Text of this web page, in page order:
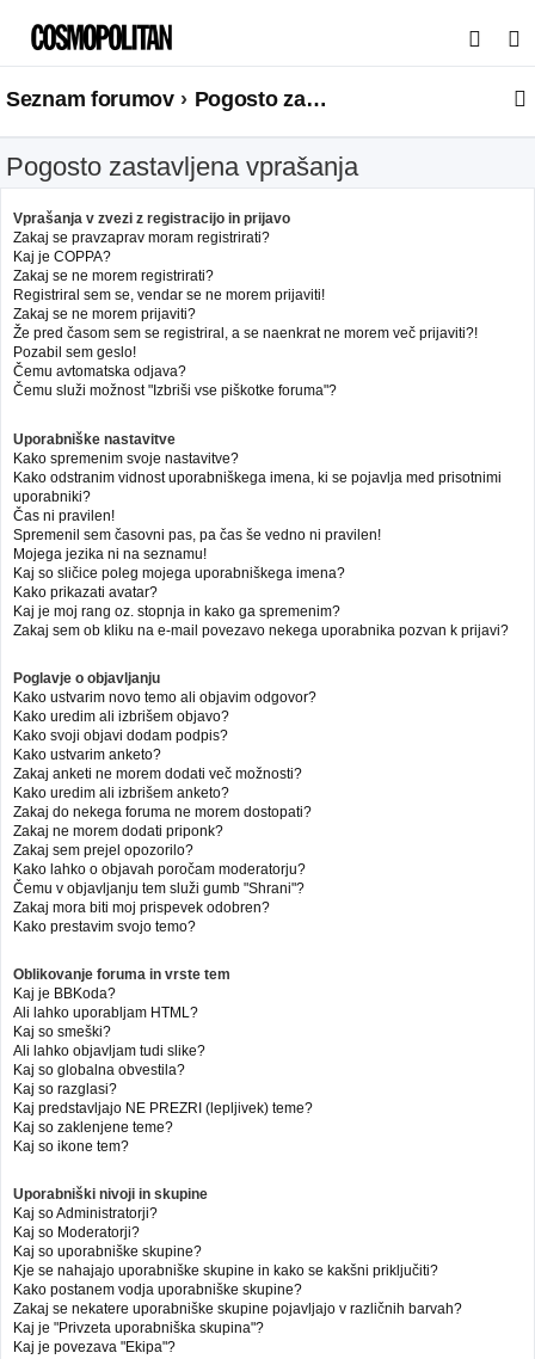
s
a
Seznam forumov Pogosto zastavljena vprašanja
Pogosto zastavljena vprašanja
Vprašanja v zvezi z registracijo in prijavo
Zakaj se pravzaprav moram registrirati?
Kaj je COPPA?
Zakaj se ne morem registrirati?
Registriral sem se, vendar se ne morem prijaviti!
Zakaj se ne morem prijaviti?
Že pred časom sem se registriral, a se naenkrat ne morem več prijaviti?!
Pozabil sem geslo!
Čemu avtomatska odjava?
Čemu služi možnost "Izbriši vse piškotke foruma"?
Uporabniške nastavitve
Kako spremenim svoje nastavitve?
Kako odstranim vidnost uporabniškega imena, ki se pojavlja med prisotnimi
uporabniki?
Čas ni pravilen!
Spremenil sem časovni pas, pa čas še vedno ni pravilen!
Mojega jezika ni na seznamu!
Kaj so sličice poleg mojega uporabniškega imena?
Kako prikazati avatar?
Kaj je moj rang oz. stopnja in kako ga spremenim?
Zakaj sem ob kliku na e-mail povezavo nekega uporabnika pozvan k prijavi?
Poglavje o objavljanju
Kako ustvarim novo temo ali objavim odgovor?
Kako uredim ali izbrišem objavo?
Kako svoji objavi dodam podpis?
Kako ustvarim anketo?
Zakaj anketi ne morem dodati več možnosti?
Kako uredim ali izbrišem anketo?
Zakaj do nekega foruma ne morem dostopati?
Zakaj ne morem dodati priponk?
Zakaj sem prejel opozorilo?
Kako lahko o objavah poročam moderatorju?
Čemu v objavljanju tem služi gumb "Shrani"?
Zakaj mora biti moj prispevek odobren?
Kako prestavim svojo temo?
Oblikovanje foruma in vrste tem
Kaj je BBKoda?
Ali lahko uporabljam HTML?
Kaj so smeški?
Ali lahko objavljam tudi slike?
Kaj so globalna obvestila?
Kaj so razglasi?
Kaj predstavljajo NE PREZRI (lepljivek) teme?
Kaj so zaklenjene teme?
Kaj so ikone tem?
Uporabniški nivoji in skupine
Kaj so Administratorji?
Kaj so Moderatorji?
Kaj so uporabniške skupine?
Kje se nahajajo uporabniške skupine in kako se kakšni priključiti?
Kako postanem vodja uporabniške skupine?
Zakaj se nekatere uporabniške skupine pojavljajo v različnih barvah?
Kaj je "Privzeta uporabniška skupina"?
Kaj je povezava "Ekipa"?